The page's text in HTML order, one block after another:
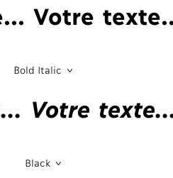
Votre
Bold Italic
Votre
Black